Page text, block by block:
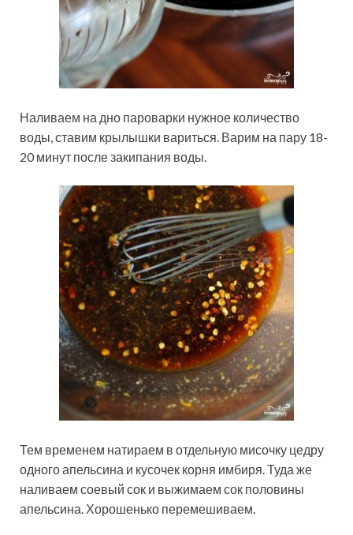
Наливаем на дно пароварки нужное количество
воды, ставим крылышки вариться. Варим на пару 18-
20 минут после закипания воды.
Тем временем натираем в отдельную мисочку цедру
одного апельсина и кусочек корня имбиря. Туда же
наливаем соевый сок и выжимаем сок половины
апельсина. Хорошенько перемешиваем.